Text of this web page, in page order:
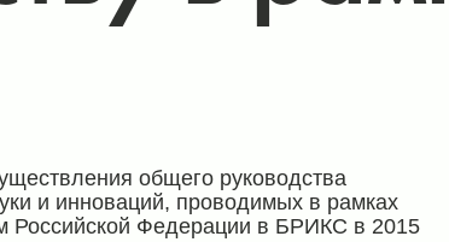
общего руководства
и инноваций, проводимых в рамках
Российской Федерации в БРИКС в 2015